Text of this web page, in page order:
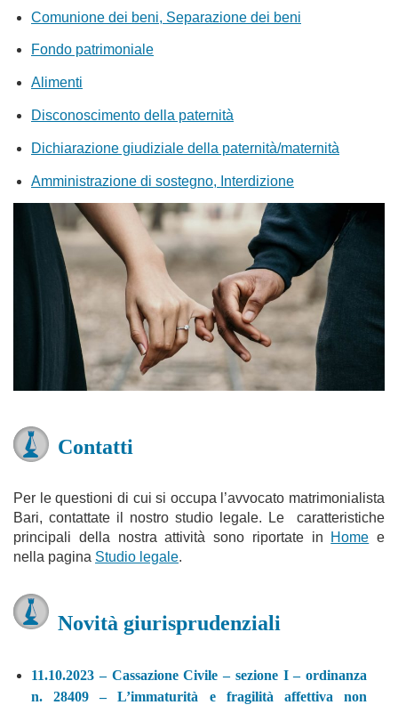
Comunione dei beni, Separazione dei beni
Fondo patrimoniale
Alimenti
Disconoscimento della paternità
Dichiarazione giudiziale della paternità/maternità
Amministrazione di sostegno, Interdizione
Contatti
Per le questioni di cui si occupa l’avvocato matrimonialista
Bari, contattate il nostro studio legale. Le caratteristiche
principali della nostra attività sono riportate in
Home e
nella pagina Studio legale.
Novità giurisprudenziali
11.10.2023 – Cassazione Civile – sezione I – ordinanza
n. 28409 – L’immaturità e fragilità affettiva non